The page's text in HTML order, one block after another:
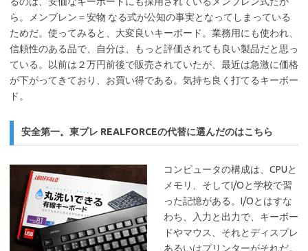
ら。メンブレン＝安物 なる式が公知の事実となってしまっている
ためだ。使ってみると、大変良いキーボード。業務用にも使われ、
信頼性のある品で、自分は、もっと評価されても良い製品だと思っ
ている。以前は２万円前後で販売されていたが、最近は急激に価格
が下がってきており、お買い得である。気持ち良く打てるキーボー
ド。
安全第一。東プレ REALFORCEの代替に選んだのはこちら
コンピュータの構成は、CPUと
メモリ、そしてI/Oと学校で習
った記憶がある。I/Oとはすな
わち、入力と出力で、キーボー
ドやマウス、それとディスプレ
あるいはプリンターがそれだ。